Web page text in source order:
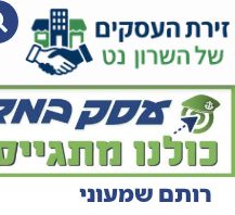
רותם שמעוני